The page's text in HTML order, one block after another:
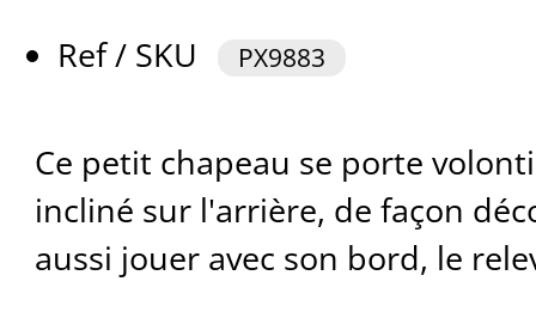
Ref / SKU
PX9883
Ce petit chapeau se porte
incliné sur l'arrière, de façon
aussi jouer avec son bord, le